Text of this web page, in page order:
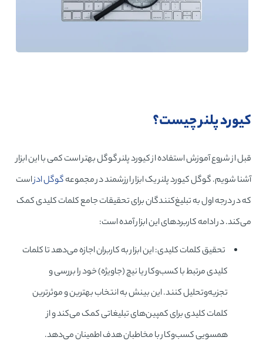
کیورد پلنر چیست؟
قبل از شروع آموزش استفاده از کیورد پلنر گوگل بهتر است کمی با این ابزار
آشنا شویم. گوگل کیورد پلنر یک ابزار ارزشمند در مجموعهگوگل ادزاست
که در درجه اول به تبلیغ‌کنندگان برای تحقیقات جامع کلمات کلیدی کمک
می‌کند. در ادامه کاربردهای این ابزار آمده است:
تحقیق کلمات کلیدی: این ابزار به کاربران اجازه می‌دهد تا کلمات
کلیدی مرتبط با کسب‌وکار یا نیچ (جاویژه) خود را بررسی و
تجزیه‌و‌تحلیل کنند. این بینش به انتخاب بهترین و موثرترین
کلمات کلیدی برای کمپین‌های تبلیغاتی کمک می‌کند و از
همسویی کسب‌وکار با مخاطبان هدف اطمینان می‌دهد.